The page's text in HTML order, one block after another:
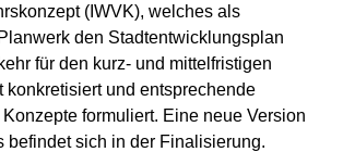
(IWVK), welches als
den Stadtentwicklungsplan
für den kurz- und mittelfristigen
konkretisiert und entsprechende
formuliert. Eine neue Version
befindet sich in der Finalisierung.